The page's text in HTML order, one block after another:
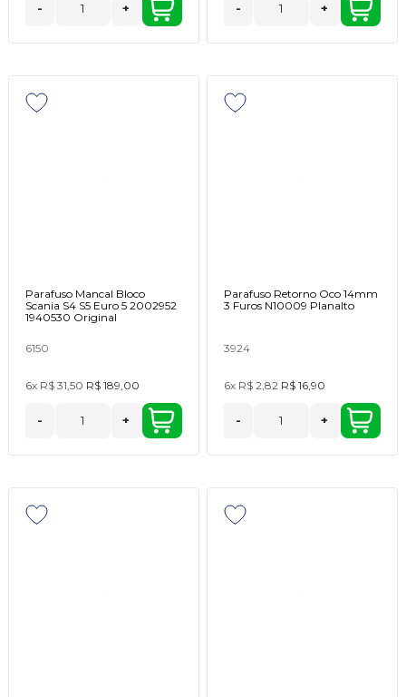
- + - +
Parafuso Mancal Bloco
Scania S4 S5 Euro 5 2002952
1940530 Original
6150
6x R$ 31,50 R$ 189,00
- +
Parafuso Retorno Oco 14mm
3 Furos N10009 Planalto
3924
6x R$ 2,82 R$ 16,90
- +